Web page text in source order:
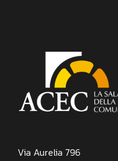
Via Aurelia 796